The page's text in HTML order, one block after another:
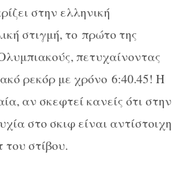
στην ελληνική
στιγμή, το πρώτο της
πετυχαίνοντας
ρεκόρ με χρόνο 6:40.45! Η
αν σκεφτεί κανείς ότι στην
στο σκιφ είναι αντίστοιχη
του στίβου.